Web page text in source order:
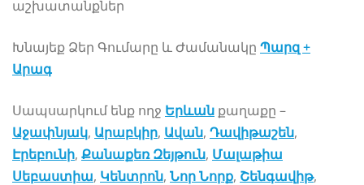
աշխատանքներ
Խնայեք Ձեր Գումարը և Ժամանակը Պարզ +
Արագ
Սապսարկում ենք ողջ Երևան քաղաքը –
Աջափնյակ, Արաբկիր, Ավան, Դավիթաշեն,
Էրեբունի, Քանաքեռ Զեյթուն, Մալաթիա
Սեբաստիա, Կենտրոն, Նոր Նորք, Շենգավիթ,